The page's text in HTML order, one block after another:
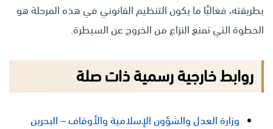
بطريقته، فغالبًا ما يكون التنظيم القانوني في هذه المرحلة هو
الخطوة التي تمنع النزاع من الخروج عن السيطرة.
روابط خارجية رسمية ذات صلة
وزارة العدل والشؤون الإسلامية والأوقاف – البحرين